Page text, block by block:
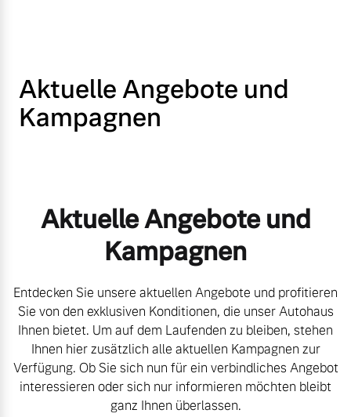
Editionsmodelle
Konnektivität
Angebot anfragen
Fahrzeug konfigurieren
Volvo kauft Ihr Auto
Zubehörkatalog
Aktuelle Serviceangebote
Service by Volvo
Sie erhalten bei uns eine
Vielzahl von Original
Volvo Winter- und
Aktuelle Angebote und
Kampagnen
Aktuelle Angebote und
Kampagnen
Entdecken Sie unsere aktuellen Angebote und profitieren
Sie von den exklusiven Konditionen, die unser Autohaus
Ihnen bietet. Um auf dem Laufenden zu bleiben, stehen
Ihnen hier zusätzlich alle aktuellen Kampagnen zur
Verfügung. Ob Sie sich nun für ein verbindliches Angebot
interessieren oder sich nur informieren möchten bleibt
ganz Ihnen überlassen.